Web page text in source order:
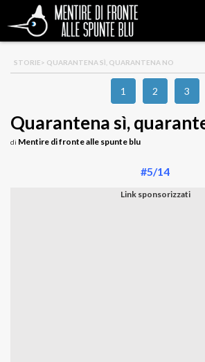
STORIE> QUARANTENA SÌ, QUARANTENA NO
1 2 3
Quarantena sì,
di Mentire di fronte alle spunte blu
#5/14